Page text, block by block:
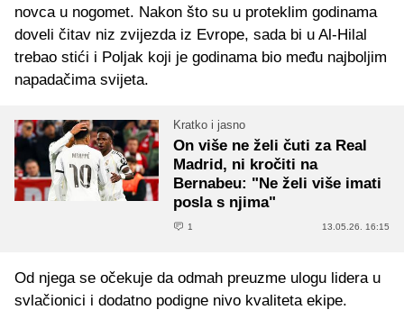
novca u nogomet. Nakon što su u proteklim godinama
doveli čitav niz zvijezda iz Evrope, sada bi u Al-Hilal
trebao stići i Poljak koji je godinama bio među najboljim
napadačima svijeta.
Kratko i jasno
On više ne želi čuti za Real
Madrid, ni kročiti na
Bernabeu: "Ne želi više imati
posla s njima"
1 13.05.26. 16:15
Od njega se očekuje da odmah preuzme ulogu lidera u
svlačionici i dodatno podigne nivo kvaliteta ekipe.